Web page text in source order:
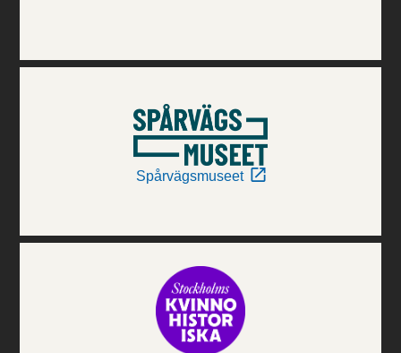
Spårvägsmuseet